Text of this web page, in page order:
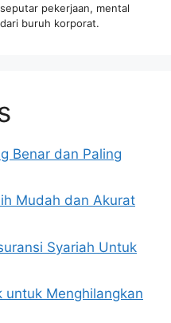
pekerjaan, mental
buruh korporat.
Benar dan Paling
Mudah dan Akurat
Syariah Untuk
untuk Menghilangkan